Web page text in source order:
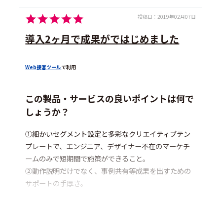
投稿日： 2019年02月07日
導入2ヶ月で成果がではじめました
Web接客ツールで利用
この製品・サービスの良いポイントは何で
しょうか？
①細かいセグメント設定と多彩なクリエイティブテン
プレートで、エンジニア、デザイナー不在のマーケチ
ームのみで短期間で施策ができること。
②動作説明だけでなく、事例共有等成果を出すための
サポートの手厚さ。